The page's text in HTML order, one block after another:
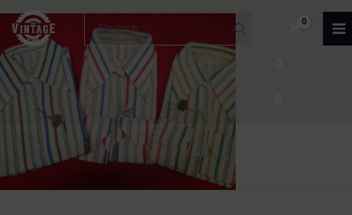
per: